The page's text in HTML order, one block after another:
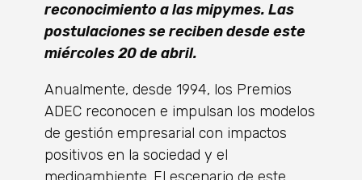
reconocimiento a las mipymes. Las
postulaciones se reciben desde este
miércoles 20 de abril.
Anualmente, desde 1994, los Premios
ADEC reconocen e impulsan los modelos
de gestión empresarial con impactos
positivos en la sociedad y el